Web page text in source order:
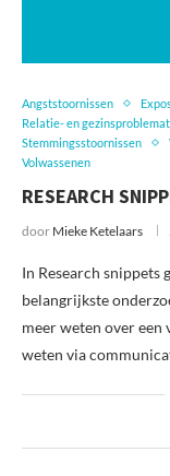
Angststoornissen
Relatie- en
Stemmingsstoornissen
Volwassenen
RESEARCH
door Mieke Ketelaars
In Research snippets
belangrijkste
meer weten over een
weten via